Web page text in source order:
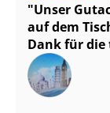
Unser
auf dem
Dank für die